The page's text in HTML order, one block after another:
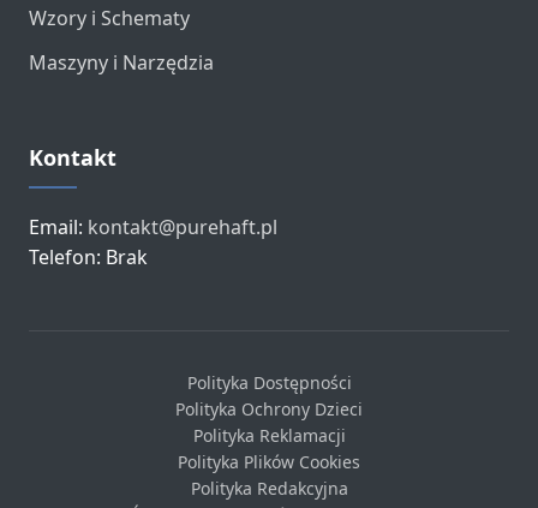
Wzory i Schematy
Maszyny i Narzędzia
Kontakt
Email: kontakt@purehaft.pl
Telefon: Brak
Polityka Dostępności
Polityka Ochrony Dzieci
Polityka Reklamacji
Polityka Plików Cookies
Polityka Redakcyjna